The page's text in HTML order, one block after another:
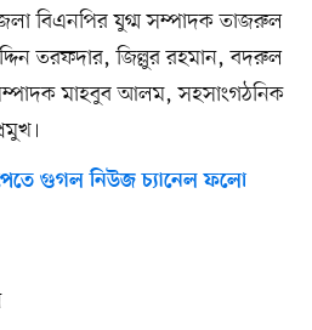
বিএনপির যুগ্ম সম্পাদক তাজরুল
তরফদার, জিল্লুর রহমান, বদরুল
মাহবুব আলম, সহসাংগঠনিক
গুগল নিউজ চ্যানেল ফলো